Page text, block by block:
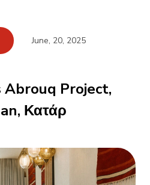
June, 20, 2025
Abrouq Project,
Κατάρ